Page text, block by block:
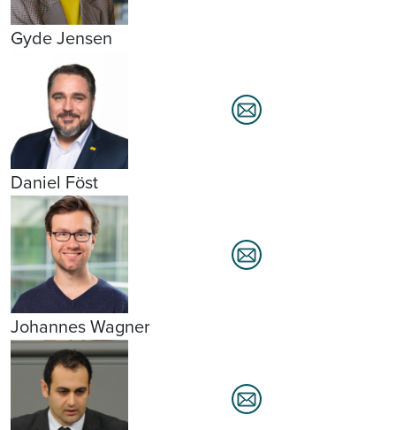
Gyde Jensen
Daniel Föst
Johannes Wagner